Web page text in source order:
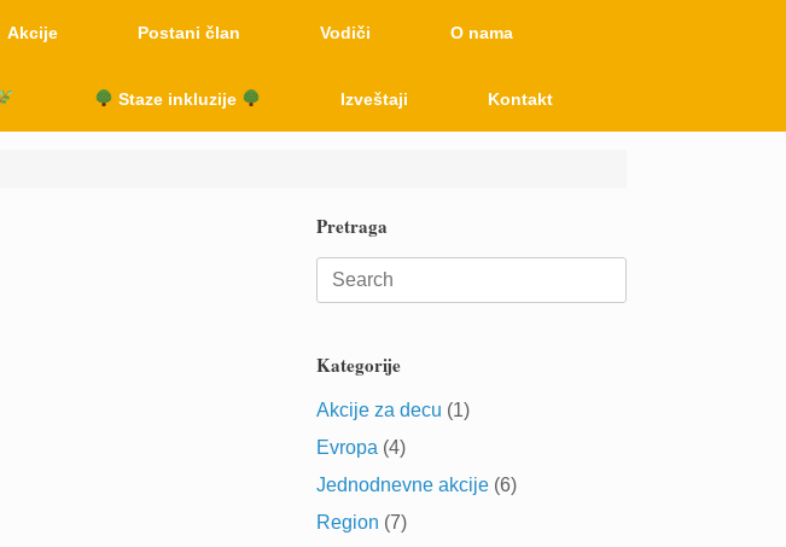
Akcije Postani član Vodiči O nama
Staze inkluzije Izveštaji Kontakt
Pretraga
Search
for:
Kategorije
Akcije za decu (1)
Evropa (4)
Jednodnevne akcije (6)
Region (7)